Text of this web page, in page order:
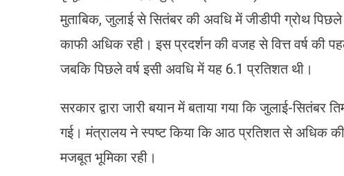
मुताबिक, जुलाई से सितंबर की अवधि में जीडीपी ग्रोथ
काफी अधिक रही। इस प्रदर्शन की वजह से वित्त वर्ष की
जबकि पिछले वर्ष इसी अवधि में यह 6.1 प्रतिशत थी।
सरकार द्वारा जारी बयान में बताया गया कि जुलाई-सितंबर
गई। मंत्रालय ने स्पष्ट किया कि आठ प्रतिशत से अधिक की
मजबूत भूमिका रही।